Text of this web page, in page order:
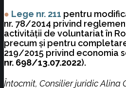
● Lege nr. 211 pentru
nr. 78/2014 privind
activităţii de voluntariat în
precum şi pentru
219/2015 privind economia
nr. 698/13.07.2022).
Întocmit, Consilier juridic Alina